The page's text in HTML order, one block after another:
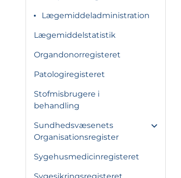
Lægemiddeladministration
Lægemiddelstatistik
Organdonorregisteret
Patologiregisteret
Stofmisbrugere i
behandling
Sundhedsvæsenets
Organisationsregister
Sygehusmedicinregisteret